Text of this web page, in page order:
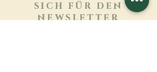
SICH FÜR DEN
NEWSLETTER